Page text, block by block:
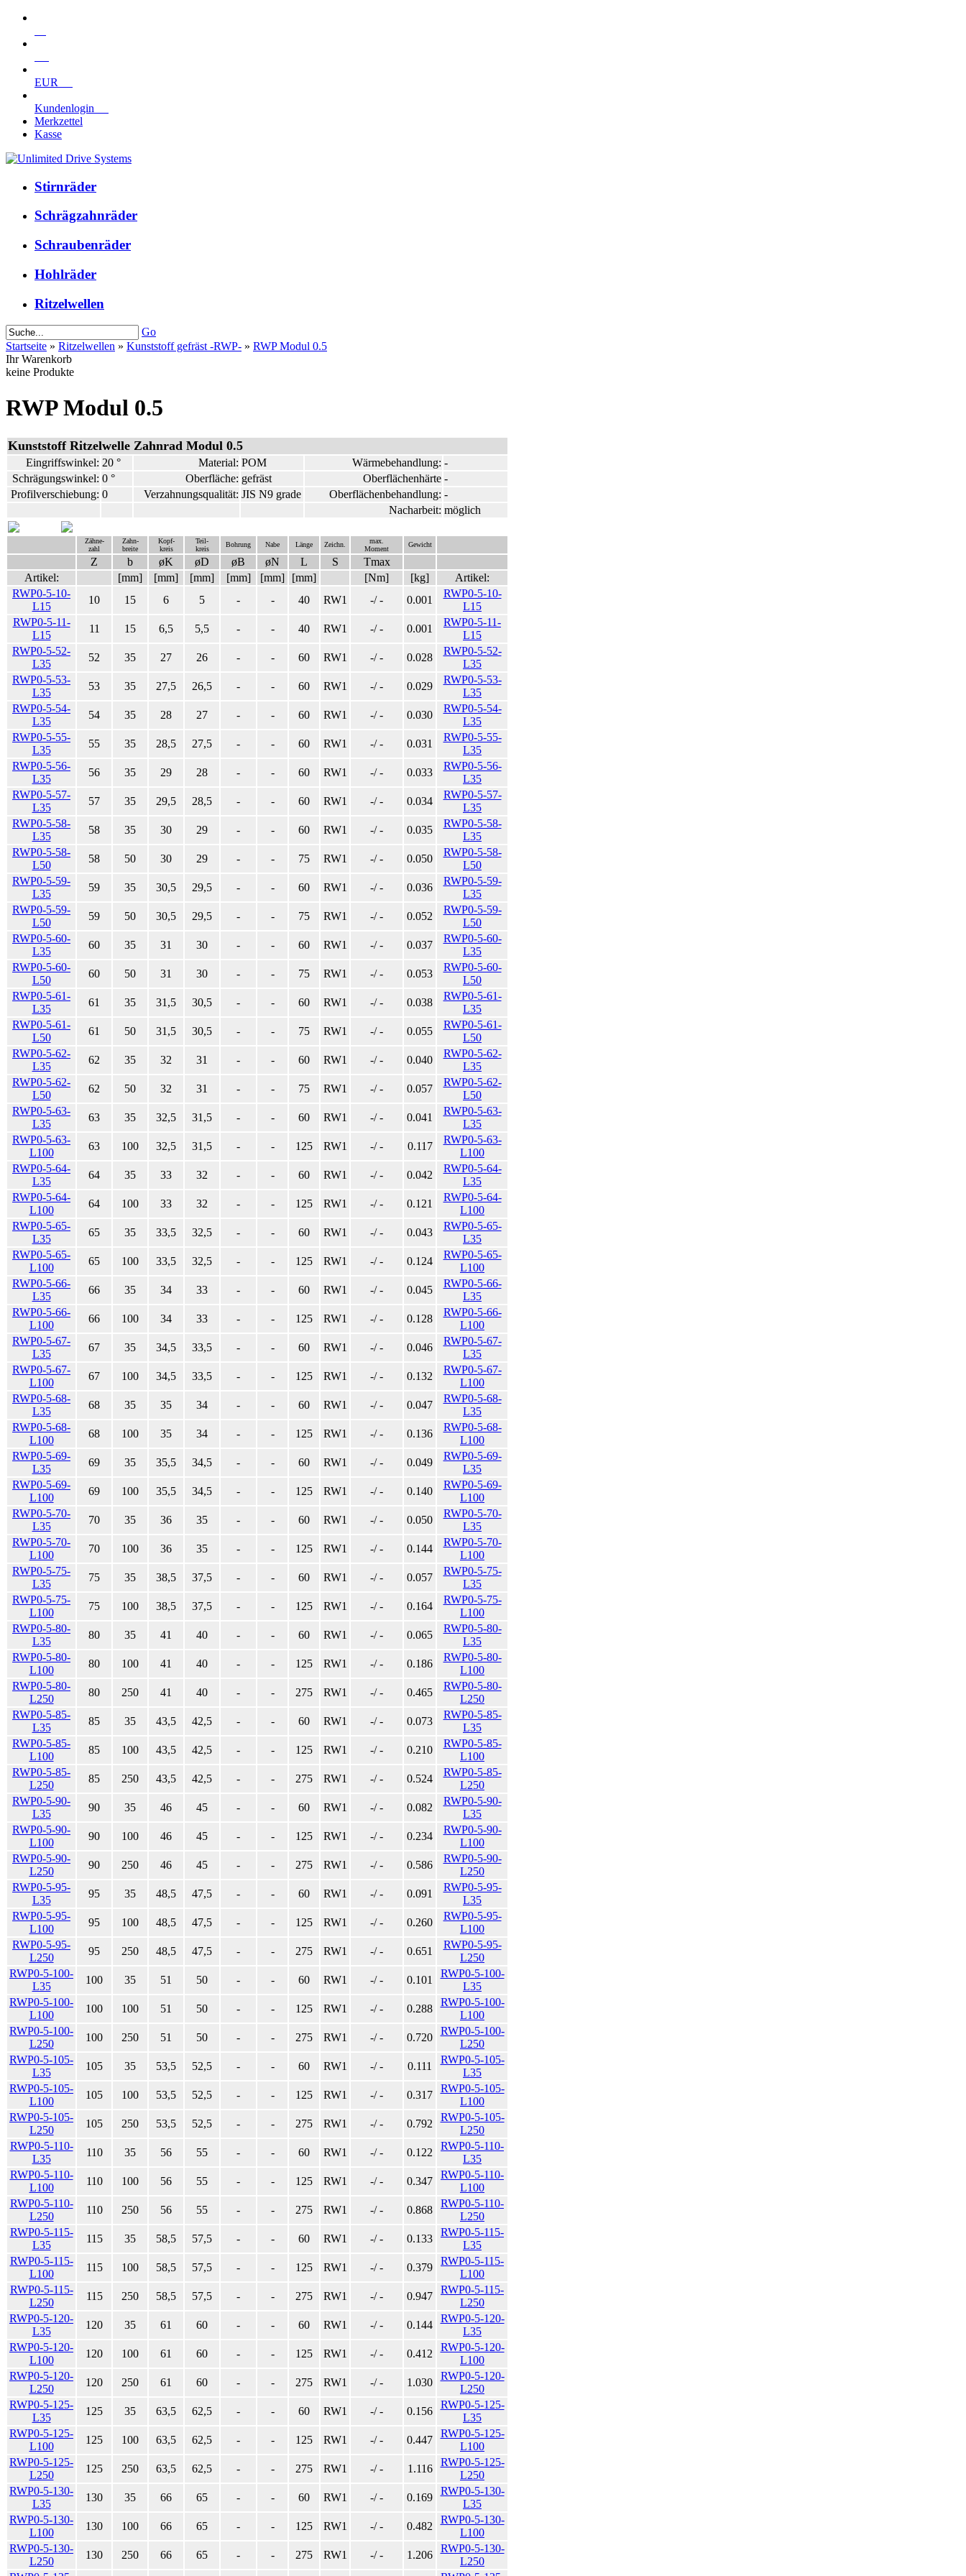
EUR
Kundenlogin
Merkzettel
Kasse
Stirnräder
Schrägzahnräder
Schraubenräder
Hohlräder
Ritzelwellen
Go
Startseite » Ritzelwellen » Kunststoff gefräst -RWP- » RWP Modul 0.5
Ihr Warenkorb
keine Produkte
RWP Modul 0.5
Kunststoff Ritzelwelle Zahnrad Modul 0.5
Eingriffswinkel: 20 ° Material: POM Wärmebehandlung: -
Schrägungswinkel: 0 ° Oberfläche: gefräst Oberflächenhärte -
Profilverschiebung: 0 Verzahnungsqualität: JIS N9 grade Oberflächenbehandlung: -
Nacharbeit: möglich
Zähne-
zahl
Zahn-
breite
Kopf-
kreis
Teil-
kreis
Bohrung Nabe Länge Zeichn.
max.
Moment
Gewicht
Z b øK øD øB øN L S
Tmax
Artikel:
[mm] [mm] [mm] [mm] [mm] [mm] [Nm] [kg]
Artikel:
RWP0-5-10-
L15
10 15 6 5 - - 40 RW1 -/ - 0.001
RWP0-5-10-
L15
RWP0-5-11-
L15
11 15 6,5 5,5 - - 40 RW1 -/ - 0.001
RWP0-5-11-
L15
RWP0-5-52-
L35
52 35 27 26 - - 60 RW1 -/ - 0.028
RWP0-5-52-
L35
RWP0-5-53-
L35
53 35 27,5 26,5 - - 60 RW1 -/ - 0.029
RWP0-5-53-
L35
RWP0-5-54-
L35
54 35 28 27 - - 60 RW1 -/ - 0.030
RWP0-5-54-
L35
RWP0-5-55-
L35
55 35 28,5 27,5 - - 60 RW1 -/ - 0.031
RWP0-5-55-
L35
RWP0-5-56-
L35
56 35 29 28 - - 60 RW1 -/ - 0.033
RWP0-5-56-
L35
RWP0-5-57-
L35
57 35 29,5 28,5 - - 60 RW1 -/ - 0.034
RWP0-5-57-
L35
RWP0-5-58-
L35
58 35 30 29 - - 60 RW1 -/ - 0.035
RWP0-5-58-
L35
RWP0-5-58-
L50
58 50 30 29 - - 75 RW1 -/ - 0.050
RWP0-5-58-
L50
RWP0-5-59-
L35
59 35 30,5 29,5 - - 60 RW1 -/ - 0.036
RWP0-5-59-
L35
RWP0-5-59-
L50
59 50 30,5 29,5 - - 75 RW1 -/ - 0.052
RWP0-5-59-
L50
RWP0-5-60-
L35
60 35 31 30 - - 60 RW1 -/ - 0.037
RWP0-5-60-
L35
RWP0-5-60-
L50
60 50 31 30 - - 75 RW1 -/ - 0.053
RWP0-5-60-
L50
RWP0-5-61-
L35
61 35 31,5 30,5 - - 60 RW1 -/ - 0.038
RWP0-5-61-
L35
RWP0-5-61-
L50
61 50 31,5 30,5 - - 75 RW1 -/ - 0.055
RWP0-5-61-
L50
RWP0-5-62-
L35
62 35 32 31 - - 60 RW1 -/ - 0.040
RWP0-5-62-
L35
RWP0-5-62-
L50
62 50 32 31 - - 75 RW1 -/ - 0.057
RWP0-5-62-
L50
RWP0-5-63-
L35
63 35 32,5 31,5 - - 60 RW1 -/ - 0.041
RWP0-5-63-
L35
RWP0-5-63-
L100
63 100 32,5 31,5 - - 125 RW1 -/ - 0.117
RWP0-5-63-
L100
RWP0-5-64-
L35
64 35 33 32 - - 60 RW1 -/ - 0.042
RWP0-5-64-
L35
RWP0-5-64-
L100
64 100 33 32 - - 125 RW1 -/ - 0.121
RWP0-5-64-
L100
RWP0-5-65-
L35
65 35 33,5 32,5 - - 60 RW1 -/ - 0.043
RWP0-5-65-
L35
RWP0-5-65-
L100
65 100 33,5 32,5 - - 125 RW1 -/ - 0.124
RWP0-5-65-
L100
RWP0-5-66-
L35
66 35 34 33 - - 60 RW1 -/ - 0.045
RWP0-5-66-
L35
RWP0-5-66-
L100
66 100 34 33 - - 125 RW1 -/ - 0.128
RWP0-5-66-
L100
RWP0-5-67-
L35
67 35 34,5 33,5 - - 60 RW1 -/ - 0.046
RWP0-5-67-
L35
RWP0-5-67-
L100
67 100 34,5 33,5 - - 125 RW1 -/ - 0.132
RWP0-5-67-
L100
RWP0-5-68-
L35
68 35 35 34 - - 60 RW1 -/ - 0.047
RWP0-5-68-
L35
RWP0-5-68-
L100
68 100 35 34 - - 125 RW1 -/ - 0.136
RWP0-5-68-
L100
RWP0-5-69-
L35
69 35 35,5 34,5 - - 60 RW1 -/ - 0.049
RWP0-5-69-
L35
RWP0-5-69-
L100
69 100 35,5 34,5 - - 125 RW1 -/ - 0.140
RWP0-5-69-
L100
RWP0-5-70-
L35
70 35 36 35 - - 60 RW1 -/ - 0.050
RWP0-5-70-
L35
RWP0-5-70-
L100
70 100 36 35 - - 125 RW1 -/ - 0.144
RWP0-5-70-
L100
RWP0-5-75-
L35
75 35 38,5 37,5 - - 60 RW1 -/ - 0.057
RWP0-5-75-
L35
RWP0-5-75-
L100
75 100 38,5 37,5 - - 125 RW1 -/ - 0.164
RWP0-5-75-
L100
RWP0-5-80-
L35
80 35 41 40 - - 60 RW1 -/ - 0.065
RWP0-5-80-
L35
RWP0-5-80-
L100
80 100 41 40 - - 125 RW1 -/ - 0.186
RWP0-5-80-
L100
RWP0-5-80-
L250
80 250 41 40 - - 275 RW1 -/ - 0.465
RWP0-5-80-
L250
RWP0-5-85-
L35
85 35 43,5 42,5 - - 60 RW1 -/ - 0.073
RWP0-5-85-
L35
RWP0-5-85-
L100
85 100 43,5 42,5 - - 125 RW1 -/ - 0.210
RWP0-5-85-
L100
RWP0-5-85-
L250
85 250 43,5 42,5 - - 275 RW1 -/ - 0.524
RWP0-5-85-
L250
RWP0-5-90-
L35
90 35 46 45 - - 60 RW1 -/ - 0.082
RWP0-5-90-
L35
RWP0-5-90-
L100
90 100 46 45 - - 125 RW1 -/ - 0.234
RWP0-5-90-
L100
RWP0-5-90-
L250
90 250 46 45 - - 275 RW1 -/ - 0.586
RWP0-5-90-
L250
RWP0-5-95-
L35
95 35 48,5 47,5 - - 60 RW1 -/ - 0.091
RWP0-5-95-
L35
RWP0-5-95-
L100
95 100 48,5 47,5 - - 125 RW1 -/ - 0.260
RWP0-5-95-
L100
RWP0-5-95-
L250
95 250 48,5 47,5 - - 275 RW1 -/ - 0.651
RWP0-5-95-
L250
RWP0-5-100-
L35
100 35 51 50 - - 60 RW1 -/ - 0.101
RWP0-5-100-
L35
RWP0-5-100-
L100
100 100 51 50 - - 125 RW1 -/ - 0.288
RWP0-5-100-
L100
RWP0-5-100-
L250
100 250 51 50 - - 275 RW1 -/ - 0.720
RWP0-5-100-
L250
RWP0-5-105-
L35
105 35 53,5 52,5 - - 60 RW1 -/ - 0.111
RWP0-5-105-
L35
RWP0-5-105-
L100
105 100 53,5 52,5 - - 125 RW1 -/ - 0.317
RWP0-5-105-
L100
RWP0-5-105-
L250
105 250 53,5 52,5 - - 275 RW1 -/ - 0.792
RWP0-5-105-
L250
RWP0-5-110-
L35
110 35 56 55 - - 60 RW1 -/ - 0.122
RWP0-5-110-
L35
RWP0-5-110-
L100
110 100 56 55 - - 125 RW1 -/ - 0.347
RWP0-5-110-
L100
RWP0-5-110-
L250
110 250 56 55 - - 275 RW1 -/ - 0.868
RWP0-5-110-
L250
RWP0-5-115-
L35
115 35 58,5 57,5 - - 60 RW1 -/ - 0.133
RWP0-5-115-
L35
RWP0-5-115-
L100
115 100 58,5 57,5 - - 125 RW1 -/ - 0.379
RWP0-5-115-
L100
RWP0-5-115-
L250
115 250 58,5 57,5 - - 275 RW1 -/ - 0.947
RWP0-5-115-
L250
RWP0-5-120-
L35
120 35 61 60 - - 60 RW1 -/ - 0.144
RWP0-5-120-
L35
RWP0-5-120-
L100
120 100 61 60 - - 125 RW1 -/ - 0.412
RWP0-5-120-
L100
RWP0-5-120-
L250
120 250 61 60 - - 275 RW1 -/ - 1.030
RWP0-5-120-
L250
RWP0-5-125-
L35
125 35 63,5 62,5 - - 60 RW1 -/ - 0.156
RWP0-5-125-
L35
RWP0-5-125-
L100
125 100 63,5 62,5 - - 125 RW1 -/ - 0.447
RWP0-5-125-
L100
RWP0-5-125-
L250
125 250 63,5 62,5 - - 275 RW1 -/ - 1.116
RWP0-5-125-
L250
RWP0-5-130-
L35
130 35 66 65 - - 60 RW1 -/ - 0.169
RWP0-5-130-
L35
RWP0-5-130-
L100
130 100 66 65 - - 125 RW1 -/ - 0.482
RWP0-5-130-
L100
RWP0-5-130-
L250
130 250 66 65 - - 275 RW1 -/ - 1.206
RWP0-5-130-
L250